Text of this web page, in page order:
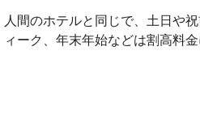
人間のホテルと同じで、土日や
ィーク、年末年始などは割高料